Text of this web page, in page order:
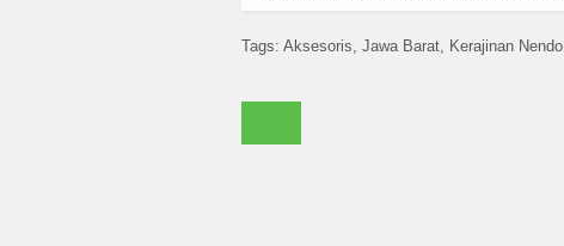
Tags: Aksesoris Jawa Barat Kerajinan Nendo